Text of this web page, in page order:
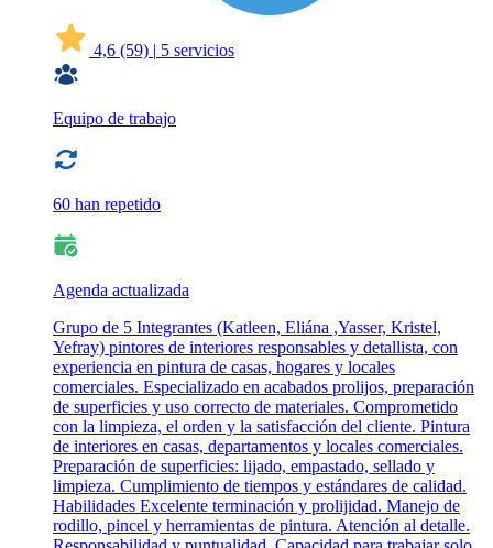
4,6 (59) | 5 servicios
Equipo de trabajo
60 han repetido
Agenda actualizada
Grupo de 5 Integrantes (Katleen, Eliána ,Yasser, Kristel,
Yefray) pintores de interiores responsables y detallista, con
experiencia en pintura de casas, hogares y locales
comerciales. Especializado en acabados prolijos, preparación
de superficies y uso correcto de materiales. Comprometido
con la limpieza, el orden y la satisfacción del cliente. Pintura
de interiores en casas, departamentos y locales comerciales.
Preparación de superficies: lijado, empastado, sellado y
limpieza. Cumplimiento de tiempos y estándares de calidad.
Habilidades Excelente terminación y prolijidad. Manejo de
rodillo, pincel y herramientas de pintura. Atención al detalle.